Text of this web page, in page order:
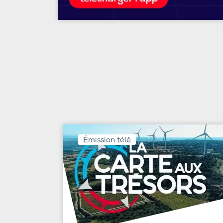
Émission télé